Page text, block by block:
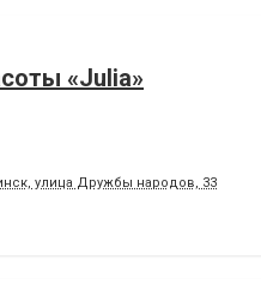
«Julia»
улица Дружбы народов, 33